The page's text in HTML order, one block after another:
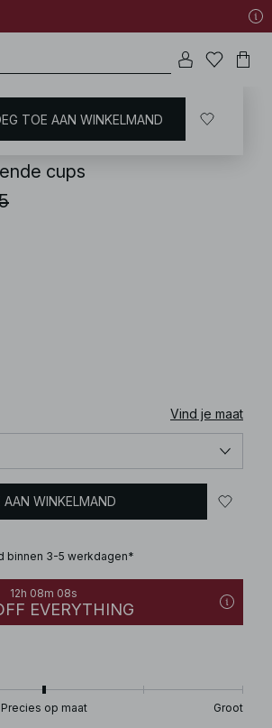
/ Bikinitops / Beugelbikini's
cups
Vind je maat
WINKELMAND
binnen 3-5 werkdagen*
12h 08m 07s
EVERYTHING
Precies op maat Groot
TOE AAN WINKELMAND